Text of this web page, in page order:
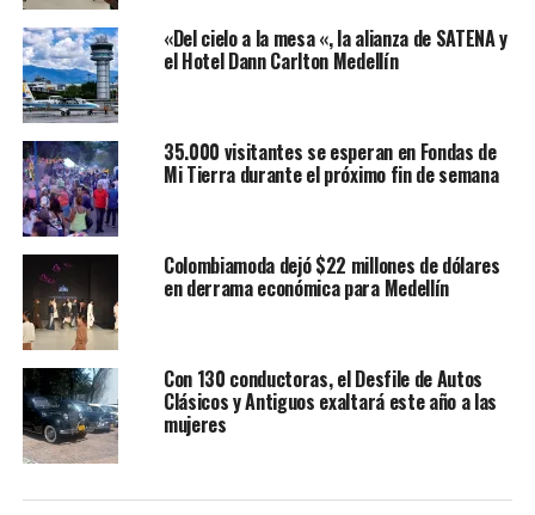
«Del cielo a la mesa «, la alianza de SATENA y
el Hotel Dann Carlton Medellín
35.000 visitantes se esperan en Fondas de
Mi Tierra durante el próximo fin de semana
Colombiamoda dejó $22 millones de dólares
en derrama económica para Medellín
Con 130 conductoras, el Desfile de Autos
Clásicos y Antiguos exaltará este año a las
mujeres